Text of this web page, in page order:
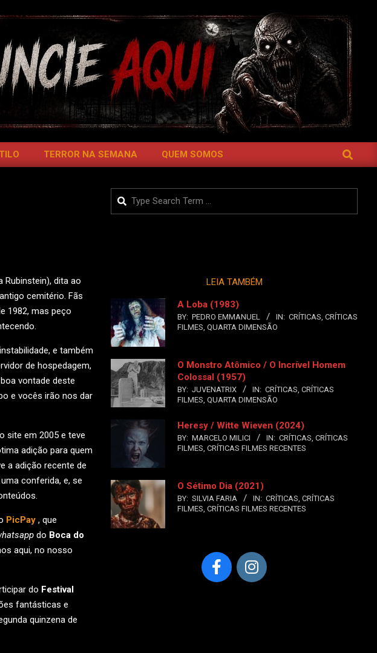
TERROR NA SEMANA QUEM SOMOS SEARCH
Rubinstein), dita ao
cemitério. Fãs
1982, mas peço
e também
de hospedagem,
vontade deste
e vocês irão nos dar
site em 2005 e teve
adição para quem
a adição recente de
conferida, e, se
PicPay , que
do Boca do
aqui, no nosso
do Festival
fantásticas e
quinzena de
Search
LEIA TAMBÉM
A Loba (1983)
BY: PEDRO EMMANUEL IN: CRÍTICAS, CRÍTICAS
FILMES, QUARTA DIMENSÃO
O Monstro Atômico / O Incrível Homem
Colossal (1957)
BY: JUVENATRIX IN: CRÍTICAS, CRÍTICAS
FILMES, QUARTA DIMENSÃO
Heresy / Witte Wieven (2024)
BY: MARCELO MILICI IN: CRÍTICAS, CRÍTICAS
FILMES, CRÍTICAS FILMES RECENTES
O Sétimo Dia (2021)
BY: SILVIA FARIA IN: CRÍTICAS, CRÍTICAS
FILMES, CRÍTICAS FILMES RECENTES